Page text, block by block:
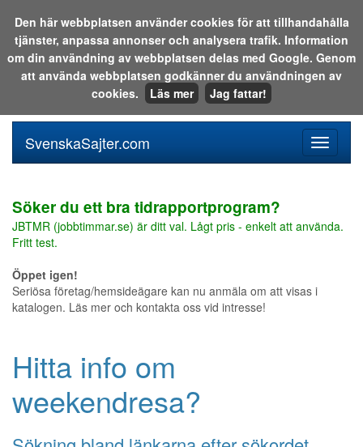
Sök i katalogen eller på webben:
meny
SvenskaSajter.com
Söker du ett bra tidrapportprogram?
JBTMR (jobbtimmar.se) är ditt val. Lågt pris - enkelt att använda.
Fritt test.
Öppet igen!
Seriösa företag/hemsideägare kan nu anmäla om att visas i
katalogen. Läs mer och kontakta oss vid intresse!
Hitta info om
weekendresa?
Den här webbplatsen använder cookies för att tillhandahålla
tjänster, anpassa annonser och analysera trafik. Information
om din användning av webbplatsen delas med Google. Genom
att använda webbplatsen godkänner du användningen av
cookies.
Läs mer Jag fattar!